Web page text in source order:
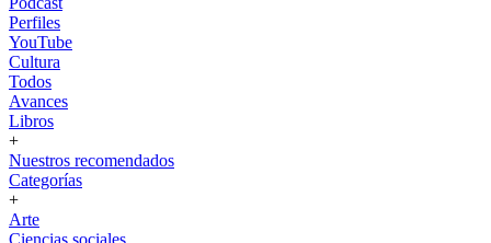
Perfiles
YouTube
Cultura
Todos
Avances
Libros
+
Nuestros recomendados
Categorías
+
Arte
Ciencias sociales